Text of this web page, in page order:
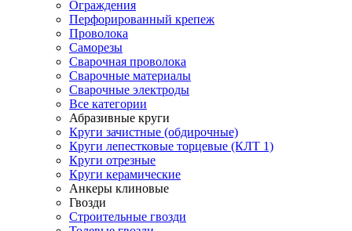
Ограждения
Перфорированный крепеж
Проволока
Саморезы
Сварочная проволока
Сварочные материалы
Сварочные электроды
Все категории
Абразивные круги
Круги зачистные (обдирочные)
Круги лепестковые торцевые (КЛТ 1)
Круги отрезные
Круги керамические
Анкеры клиновые
Гвозди
Строительные гвозди